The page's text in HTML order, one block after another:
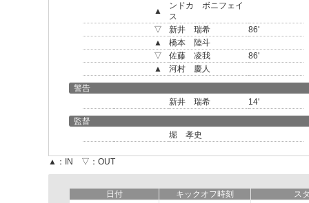
▲
ンドカ ボニフェイ
ス
▽
新井 瑞希
86'
▲
橋本 陸斗
▽
佐藤 凌我
86'
▲
河村 慶人
警告
新井 瑞希
14'
監督
堀 孝史
▲：IN ▽：OUT
日付 キックオフ時刻
ス